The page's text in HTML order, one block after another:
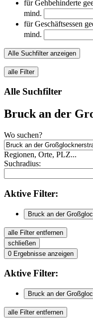
für Gehbehinderte
mind.
für Geschäftsessen
mind.
Alle Suchfilter anzeigen
alle Filter
Alle Suchfilter
Bruck an der
Wo suchen?
Regionen, Orte, PLZ...
Suchradius:
Aktive Filter:
Bruck an der
alle Filter entfernen
schließen
0 Ergebnisse anzeigen
Aktive Filter:
Bruck an der
alle Filter entfernen